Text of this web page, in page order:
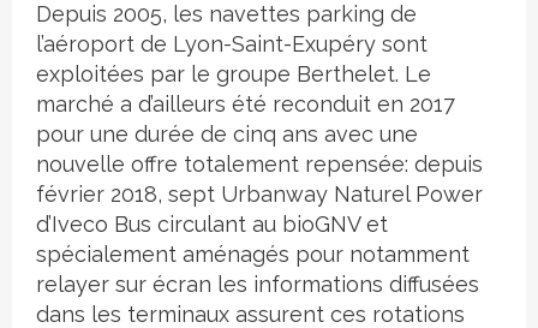
Depuis 2005, les navettes parking de
l’aéroport de Lyon-Saint-Exupéry sont
exploitées par le groupe Berthelet. Le
marché a d’ailleurs été reconduit en 2017
pour une durée de cinq ans avec une
nouvelle offre totalement repensée: depuis
février 2018, sept Urbanway Naturel Power
d’Iveco Bus circulant au bioGNV et
spécialement aménagés pour notamment
relayer sur écran les informations diffusées
dans les terminaux assurent ces rotations